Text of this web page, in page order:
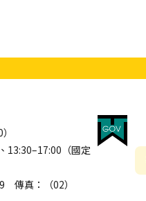
13:30–17:00（國定
傳真：（02）